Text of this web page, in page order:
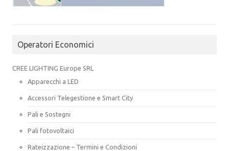
Operatori Economici
CREE LIGHTING Europe SRL
Apparecchi a LED
Accessori Telegestione e Smart City
Pali e Sostegni
Pali fotovoltaici
Rateizzazione – Termini e Condizioni